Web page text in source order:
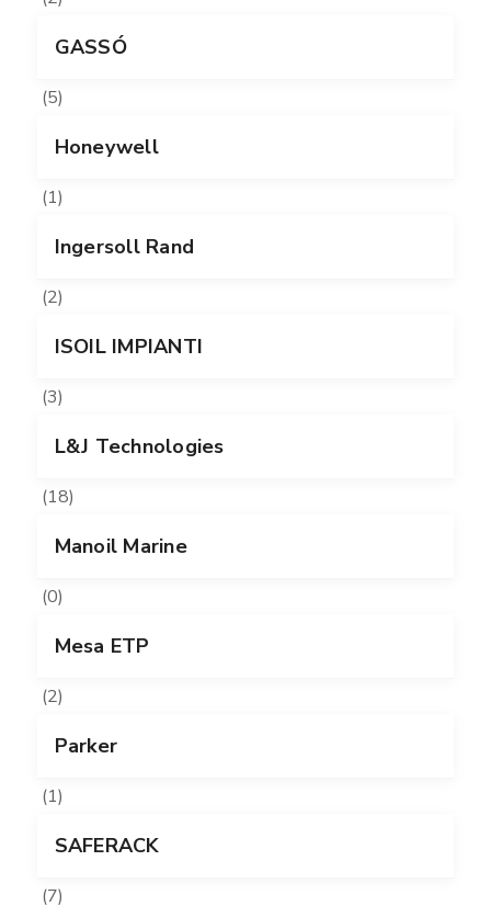
GASSÓ
(5)
Honeywell
(1)
Ingersoll Rand
(2)
ISOIL IMPIANTI
(3)
L&J Technologies
(18)
Manoil Marine
(0)
Mesa ETP
(2)
Parker
(1)
SAFERACK
(7)